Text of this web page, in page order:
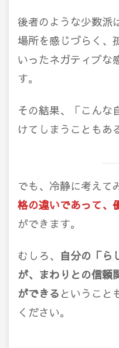
後者のような少数派
場所を感じづらく、
いったネガティブな
す。
その結果、「こんな
けてしまうこともあ
でも、冷静に考えて
格の違いであって、
ができます。
むしろ、 自分の「ら
が、まわりとの信頼
ができる ということ
ください。